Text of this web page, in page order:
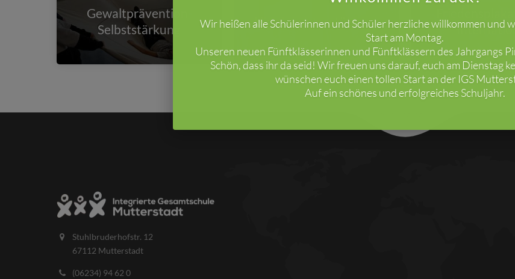
Wir heißen alle Schülerinnen und Schüler herzliche willkommen und
Start am Montag.
Unseren neuen Fünftklässerinnen und Fünftklässern des Jahrgangs
Schön, dass ihr da seid! Wir freuen uns darauf, euch am Dienstag
wünschen euch einen tollen Start an der IGS
Auf ein schönes und erfolgreiches Schuljahr.
Gewaltprävention-
Selbststärkung
Ukraineunterstützung
Stuhlbruderhofstr. 12
67112 Mutterstadt
(06234) 94 62 0